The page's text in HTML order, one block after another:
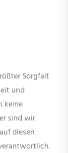
Sorgfalt
und
keine
sind wir
diesen